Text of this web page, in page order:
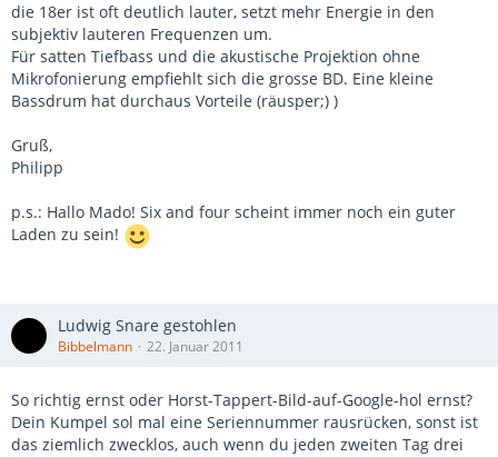
die 18er ist oft deutlich lauter, setzt mehr Energie in den
subjektiv lauteren Frequenzen um.
Für satten Tiefbass und die akustische Projektion ohne
Mikrofonierung empfiehlt sich die grosse BD. Eine kleine
Bassdrum hat durchaus Vorteile (räusper;) )
Gruß,
Philipp
p.s.: Hallo Mado! Six and four scheint immer noch ein guter
Laden zu sein!
Ludwig Snare gestohlen
Bibbelmann 22. Januar 2011
So richtig ernst oder Horst-Tappert-Bild-auf-Google-hol ernst?
Dein Kumpel sol mal eine Seriennummer rausrücken, sonst ist
das ziemlich zwecklos, auch wenn du jeden zweiten Tag drei